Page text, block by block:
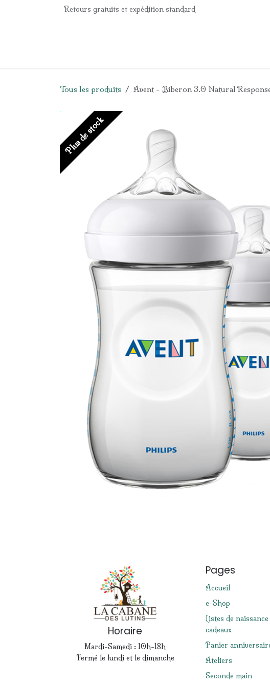
Se rendre au contenuRetours gratuits et expédition standard
Tous les produits Avent - Biberon 3.0 Natural
Plus de stock
Horaire
Mardi-Samedi : 10h-18h
Fermé le lundi et le dimanche
Pages
Accueil
e-Shop
Listes de
cadeaux
Panier
Ateliers
Seconde main